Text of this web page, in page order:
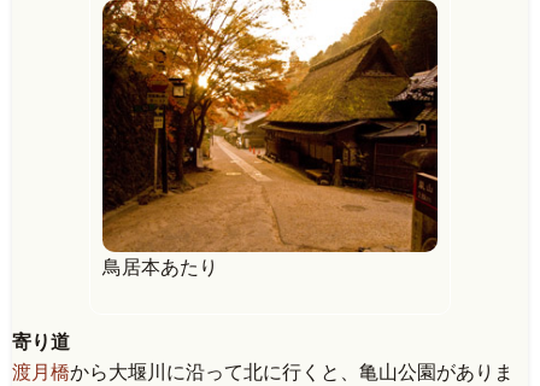
鳥居本あたり
寄り道
渡月橋から大堰川に沿って北に行くと、亀山公園がありま